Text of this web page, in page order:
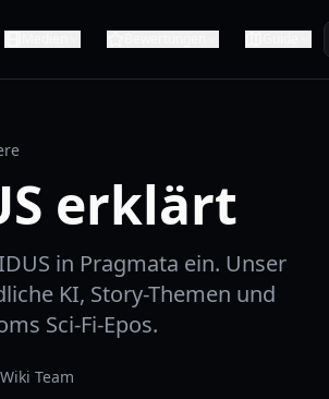
erklärt
in Pragmata ein. Unser
KI, Story-Themen und
Sci-Fi-Epos.
Team